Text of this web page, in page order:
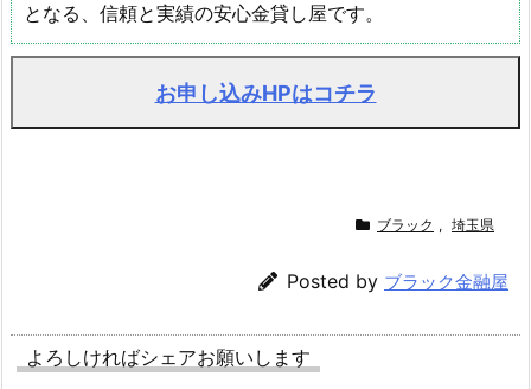
となる、信頼と実績の安心金貸し屋です。
お申し込みHPはコチラ
ブラック , 埼玉県
Posted by ブラック金融屋
よろしければシェアお願いします